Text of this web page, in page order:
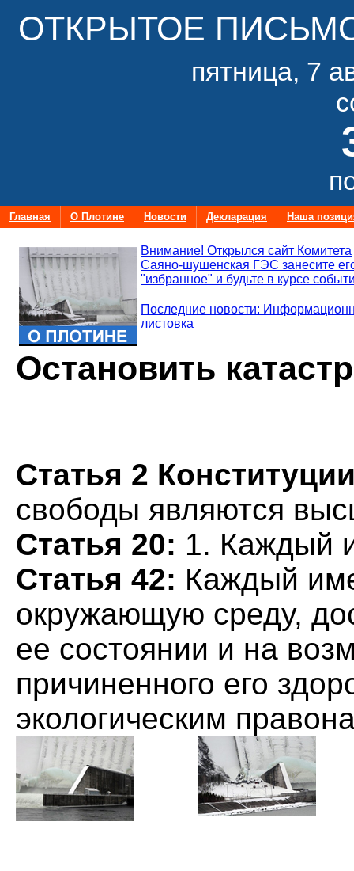
ОТКРЫТОЕ
пятница, 7
Главная О Плотине Новости Декларация Наша
Внимание! Открылся сайт Комитета
Саяно-шушенская ГЭС занесите
"избранное" и будьте в курсе
Последние новости:
листовка
Остановить
Статья 2
свободы являются
Статья 20: 1. Каждый
Статья 42: Каждый
окружающую среду,
ее состоянии и на
причиненного его
экологическим